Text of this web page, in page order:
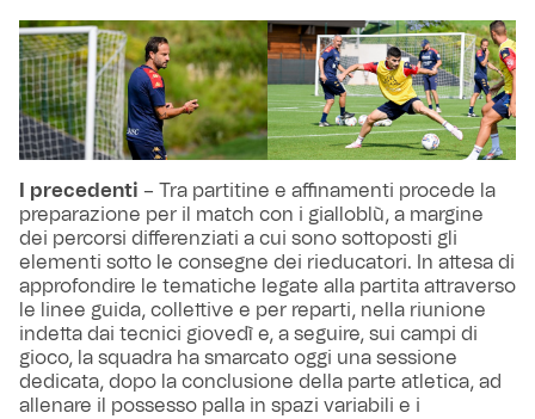
I precedenti – Tra partitine e affinamenti procede la
preparazione per il match con i gialloblù, a margine
dei percorsi differenziati a cui sono sottoposti gli
elementi sotto le consegne dei rieducatori. In attesa di
approfondire le tematiche legate alla partita attraverso
le linee guida, collettive e per reparti, nella riunione
indetta dai tecnici giovedì e, a seguire, sui campi di
gioco, la squadra ha smarcato oggi una sessione
dedicata, dopo la conclusione della parte atletica, ad
allenare il possesso palla in spazi variabili e i